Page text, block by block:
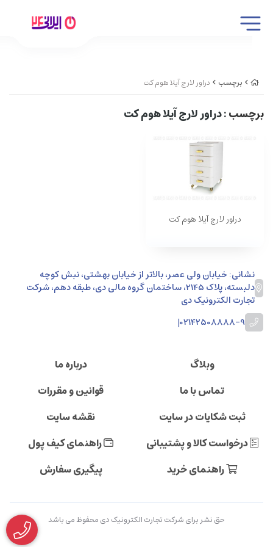
برچسب دراور لارج آیلا هوم کت
برچسب: دراور لارج آیلا هوم کت
دراور لارج آیلا هوم کت
نشانی: خیابان ولی عصر، بالاتر از خیابان بهشتی، نبش کوچه
دلبسته، پلاک 2145، ساختمان گروه مالی دی، طبقه دهم، شرکت
تجارت الکترونیک دی
02142508888-9
|
وبلاگ
درباره ما
تماس با ما
قوانین و مقررات
ثبت شکایات در سایت
نقشه سایت
درخواست کالا و پشتیبانی
راهنمای کیف پول
راهنمای خرید
پیگیری سفارش
حق نشر برای شرکت تجارت الکترونیک دی محفوظ می باشد